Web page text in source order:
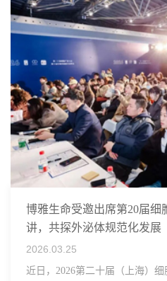
博雅生命受邀出席第20届细
讲，共探外泌体规范化发展
2026.03.25
近日，2026第二十届（上海）